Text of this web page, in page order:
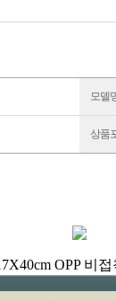
모델
상품
OPP 비